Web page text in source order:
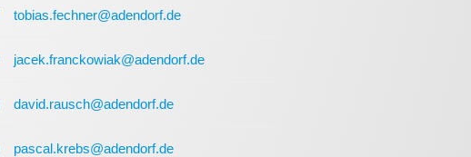
tobias.fechner@adendorf.de
jacek.franckowiak@adendorf.de
david.rausch@adendorf.de
pascal.krebs@adendorf.de